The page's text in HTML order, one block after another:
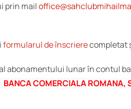
prin mail
formularul de înscrierecompletat
abonamentului lunar în contul
COMERCIALA ROMANA,